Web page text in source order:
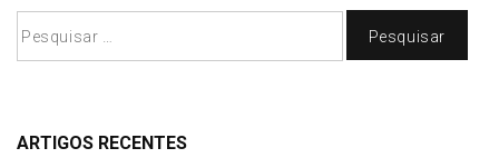
ARTIGOS RECENTES